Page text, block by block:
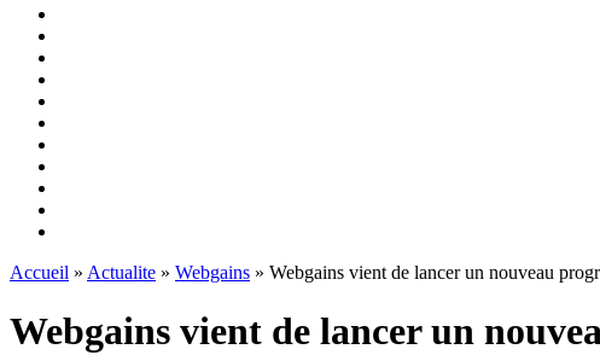
Accueil » Actualite » Webgains » Webgains vient de lancer un nouveau
Webgains vient de lancer un